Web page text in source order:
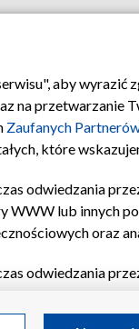
Regulamin TVP
aby wyrazić
na przetwarzanie
Zaufanych
które
odwiedzania
lub innych
oraz
odwiedzania
celów i